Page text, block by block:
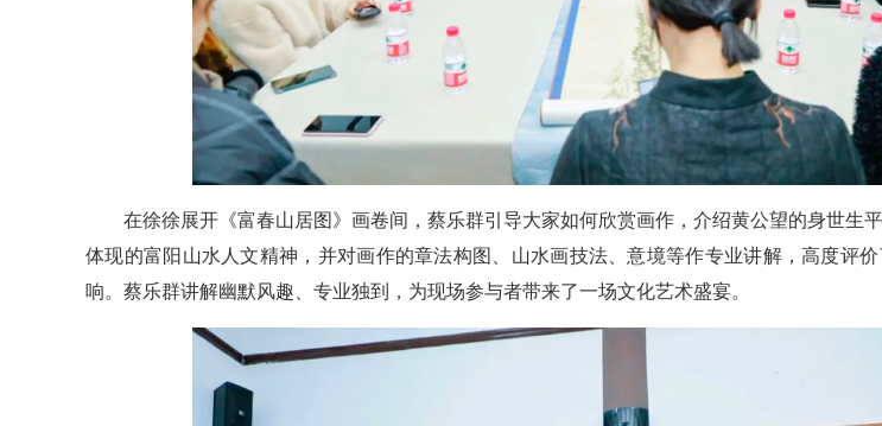
在徐徐展开《富春山居图》画卷间，蔡乐群引导大家如何欣赏画作，介绍黄公望的身世生
体现的富阳山水人文精神，并对画作的章法构图、山水画技法、意境等作专业讲解，高度评
响。蔡乐群讲解幽默风趣、专业独到，为现场参与者带来了一场文化艺术盛宴。